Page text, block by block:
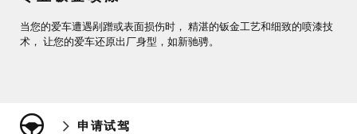
当您的爱车遭遇剐蹭或表面损伤时， 精湛的钣金工艺和细致的喷漆技
术， 让您的爱车还原出厂身型，如新驰骋。
申请试驾